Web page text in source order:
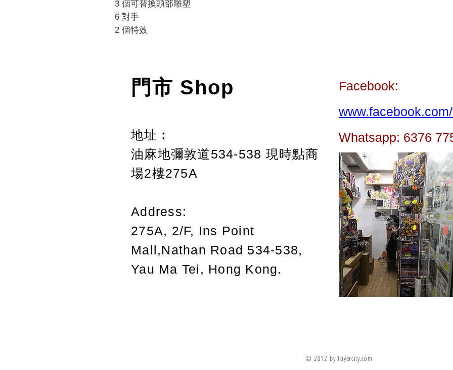
3 個可替換頭部雕塑
6 對手
2 個特效
門市 Shop
地址︰
油麻地彌敦道534-538 現時點商
場2樓275A
Address:
275A, 2/F, Ins Point
Mall,Nathan Road 534-538,
Yau Ma Tei, Hong Kong.
Facebook:
Whatsapp: 6376
© 2012 by Toyercity.com